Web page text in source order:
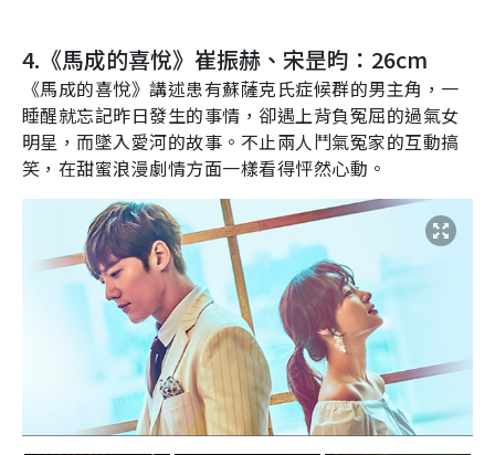
4. 《馬成的喜悅》崔振赫、宋昰昀： 26cm
《馬成的喜悅》講述患有蘇薩克氏症候群的男主角，一
睡醒就忘記昨日發生的事情，卻遇上背負冤屈的過氣女
明星，而墜入愛河的故事。不止兩人鬥氣冤家的互動搞
笑，在甜蜜浪漫劇情方面一樣看得怦然心動。